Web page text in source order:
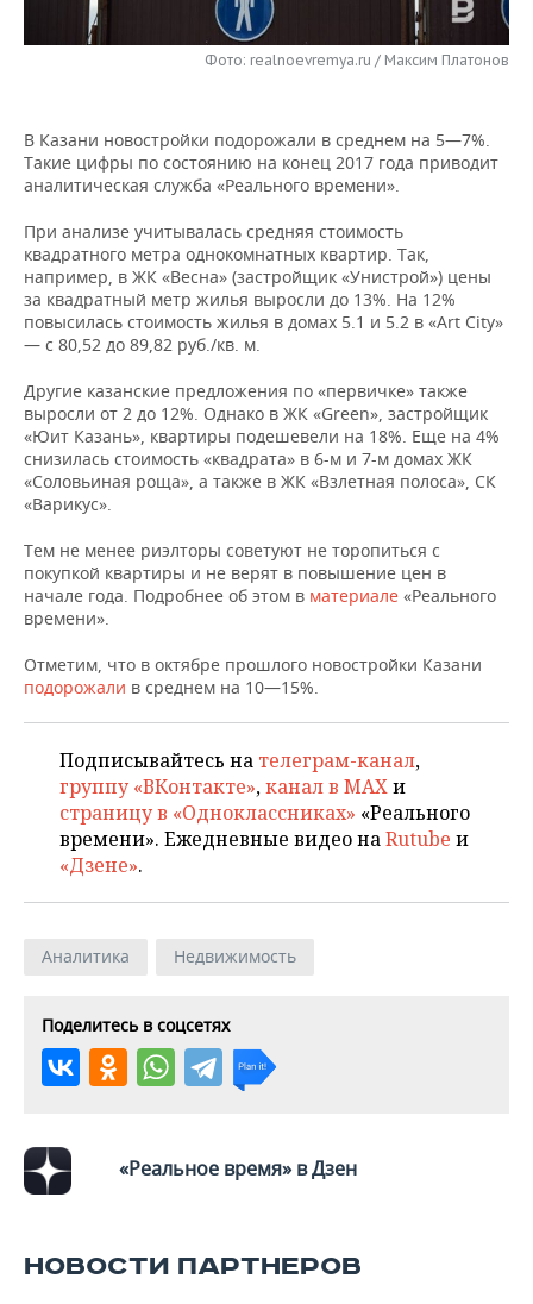
НЕФТЕХИМИЯ
ЭНЕРГЕТИКА
РОЗНИЧНАЯ ТОРГОВЛЯ
УСЛУГИ
НОВОСТИ ТЕХНОЛОГИЙ
МЕДИА
МЕРОПРИЯТИЯ
ВЫЕЗДНАЯ РЕДАКЦИЯ
ONLINE-КОНФЕРЕНЦИИ
ОТКРЫТАЯ ЛЕКЦИЯ
НОВОСТИ СПОРТА
ХОККЕЙ
БАСКЕТБОЛ
КИБЕРСПОРТ
ФИГУРНОЕ КАТАНИЕ
ХОККЕЙ С МЯЧОМ
ОБЩЕСТВО
ВЛАСТЬ
ИНФРАСТРУКТУРА
КУЛЬТУРА
МЕДИЦИНА
ПРОИСШЕСТВИЯ
СЮЖЕТЫ
СПРАВОЧНИК
СПИСОК КОМПАНИЙ
Фото: realnoevremya.ru / Максим Платонов
В Казани новостройки подорожали в среднем на 5—7%.
Такие цифры по состоянию на конец 2017 года приводит
аналитическая служба «Реального времени».
При анализе учитывалась средняя стоимость
квадратного метра однокомнатных квартир. Так,
например, в ЖК «Весна» (застройщик «Унистрой») цены
за квадратный метр жилья выросли до 13%. На 12%
повысилась стоимость жилья в домах 5.1 и 5.2 в «Art City»
— с 80,52 до 89,82 руб./кв. м.
Другие казанские предложения по «первичке» также
выросли от 2 до 12%. Однако в ЖК «Green», застройщик
«Юит Казань», квартиры подешевели на 18%. Еще на 4%
снизилась стоимость «квадрата» в 6-м и 7-м домах ЖК
«Соловьиная роща», а также в ЖК «Взлетная полоса», СК
«Варикус».
Тем не менее риэлторы советуют не торопиться с
покупкой квартиры и не верят в повышение цен в
начале года. Подробнее об этом в материале «Реального
времени».
Отметим, что в октябре прошлого новостройки Казани
подорожали в среднем на 10—15%.
Подписывайтесь на телеграм-канал,
группу «ВКонтакте»,канал в MAXи
страницу в «Одноклассниках» «Реального
времени». Ежедневные видео наRutube и
«Дзене».
Аналитика Недвижимость
Поделитесь в соцсетях
«Реальное время» в Дзен
НОВОСТИ ПАРТНЕРОВ